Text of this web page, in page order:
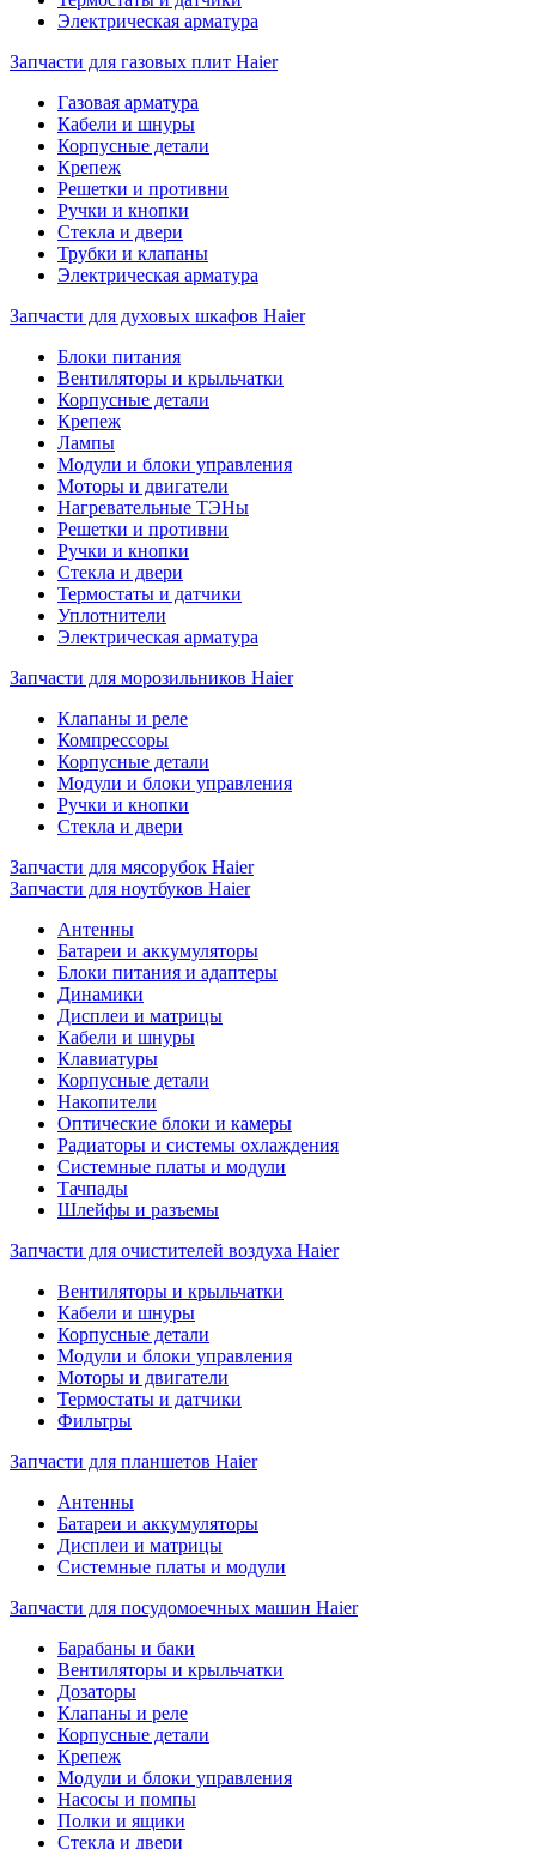
Электрическая арматура
Запчасти для газовых плит Haier
Газовая арматура
Кабели и шнуры
Корпусные детали
Крепеж
Решетки и противни
Ручки и кнопки
Стекла и двери
Трубки и клапаны
Электрическая арматура
Запчасти для духовых шкафов Haier
Блоки питания
Вентиляторы и крыльчатки
Корпусные детали
Крепеж
Лампы
Модули и блоки управления
Моторы и двигатели
Нагревательные ТЭНы
Решетки и противни
Ручки и кнопки
Стекла и двери
Термостаты и датчики
Уплотнители
Электрическая арматура
Запчасти для морозильников Haier
Клапаны и реле
Компрессоры
Корпусные детали
Модули и блоки управления
Ручки и кнопки
Стекла и двери
Запчасти для мясорубок Haier
Запчасти для ноутбуков Haier
Антенны
Батареи и аккумуляторы
Блоки питания и адаптеры
Динамики
Дисплеи и матрицы
Кабели и шнуры
Клавиатуры
Корпусные детали
Накопители
Оптические блоки и камеры
Радиаторы и системы охлаждения
Системные платы и модули
Тачпады
Шлейфы и разъемы
Запчасти для очистителей воздуха Haier
Вентиляторы и крыльчатки
Кабели и шнуры
Корпусные детали
Модули и блоки управления
Моторы и двигатели
Термостаты и датчики
Фильтры
Запчасти для планшетов Haier
Антенны
Батареи и аккумуляторы
Дисплеи и матрицы
Системные платы и модули
Запчасти для посудомоечных машин Haier
Барабаны и баки
Вентиляторы и крыльчатки
Дозаторы
Клапаны и реле
Корпусные детали
Крепеж
Модули и блоки управления
Насосы и помпы
Полки и ящики
Стекла и двери